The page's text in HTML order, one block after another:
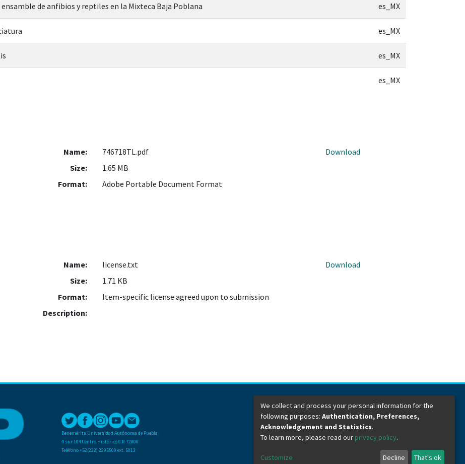
ensamble de anfibios y reptiles en la Mixteca Baja Poblana es_MX
es_MX
es_MX
es_MX
Name:
746718TL.pdf
Size:
1.65 MB
Format:
Adobe Portable Document Format
Download
Name:
license.txt
Size:
1.71 KB
Format:
Item-specific license agreed upon to submission
Description:
Download
Benemérita Universidad Autónoma de Puebla
4 sur 104 Centro Histórico C.P. 72000
Teléfono +52(222) 2295500 ext. 5013
Dirección General de Bibliotecas
Boulevard Valsequillo y Av. de las Torres
Ciudad Universitaria. Col. San Manuel
We collect and process your personal information for the
following purposes: Authentication, Preferences,
Acknowledgement and Statistics.
To learn more, please read our privacy policy.
Customize Decline That's ok